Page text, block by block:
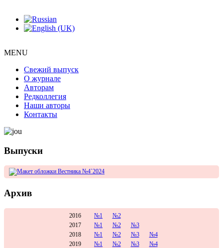
MENU
Свежий выпуск
О журнале
Авторам
Редколлегия
Наши авторы
Контакты
Выпуски
Архив
2016 №1
№2
2017
№1 №2
№3
2018
№1 №2 №3
№4
2019
№1 №2 №3
№4